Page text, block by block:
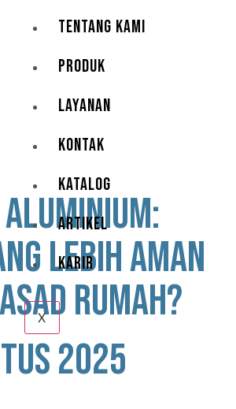
TENTANG KAMI
PRODUK
LAYANAN
KONTAK
KATALOG
ARTIKEL
KARIR
X
Lebih Aman
Rumah?
2025